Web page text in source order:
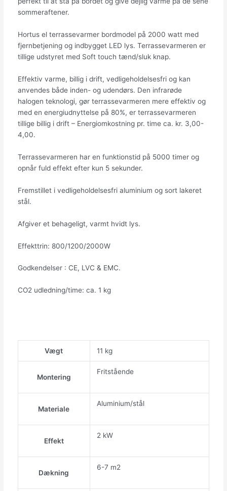
sommeraftener.
Hortus el terrassevarmer bordmodel på 2000 watt med
fjernbetjening og indbygget LED lys. Terrassevarmeren er
tillige udstyret med Soft touch tænd/sluk knap.
Effektiv varme, billig i drift, vedligeholdelsesfri og kan
anvendes både inden- og udendørs. Den infrarøde
halogen teknologi, gør terrassevarmeren mere effektiv og
med en energiudnyttelse på 80%, er terrassevarmeren
tillige billig i drift – Energiomkostning pr. time ca. kr. 3,00-
4,00.
Terrassevarmeren har en funktionstid på 5000 timer og
opnår fuld effekt efter kun 5 sekunder.
Fremstillet i vedligeholdelsesfri aluminium og sort lakeret
stål.
Afgiver et behageligt, varmt hvidt lys.
Effekttrin: 800/1200/2000W
Godkendelser : CE, LVC & EMC.
CO2 udledning/time: ca. 1 kg
Vægt 11 kg
Montering
Fritstående
Materiale
Aluminium/stål
Effekt
2 kW
Dækning
6-7 m2